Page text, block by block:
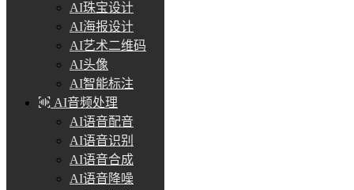
AI珠宝设计
AI海报设计
AI艺术二维码
AI头像
AI智能标注
AI音频处理
AI语音配音
AI语音识别
AI语音合成
AI语音降噪